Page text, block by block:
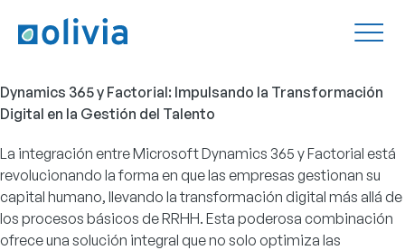
Dynamics 365 y Factorial: Impulsando la Transformación
Digital en la Gestión del Talento
La integración entre Microsoft Dynamics 365 y Factorial está
revolucionando la forma en que las empresas gestionan su
capital humano, llevando la transformación digital más allá de
los procesos básicos de RRHH. Esta poderosa combinación
ofrece una solución integral que no solo optimiza las